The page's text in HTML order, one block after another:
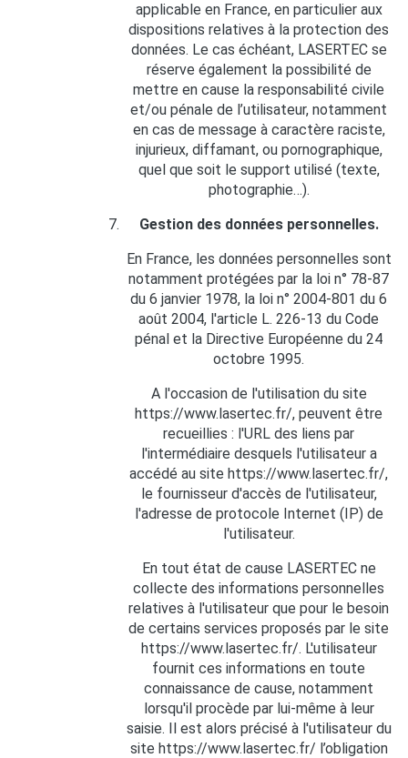
applicable en France, en particulier aux
dispositions relatives à la protection des
données. Le cas échéant, LASERTEC se
réserve également la possibilité de
mettre en cause la responsabilité civile
et/ou pénale de l’utilisateur, notamment
en cas de message à caractère raciste,
injurieux, diffamant, ou pornographique,
quel que soit le support utilisé (texte,
photographie…).
Gestion des données personnelles.
En France, les données personnelles sont
notamment protégées par la loi n° 78-87
du 6 janvier 1978, la loi n° 2004-801 du 6
août 2004, l'article L. 226-13 du Code
pénal et la Directive Européenne du 24
octobre 1995.
A l'occasion de l'utilisation du site
https://www.lasertec.fr/, peuvent être
recueillies : l'URL des liens par
l'intermédiaire desquels l'utilisateur a
accédé au site https://www.lasertec.fr/,
le fournisseur d'accès de l'utilisateur,
l'adresse de protocole Internet (IP) de
l'utilisateur.
En tout état de cause LASERTEC ne
collecte des informations personnelles
relatives à l'utilisateur que pour le besoin
de certains services proposés par le site
https://www.lasertec.fr/. L'utilisateur
fournit ces informations en toute
connaissance de cause, notamment
lorsqu'il procède par lui-même à leur
saisie. Il est alors précisé à l'utilisateur du
site https://www.lasertec.fr/ l’obligation